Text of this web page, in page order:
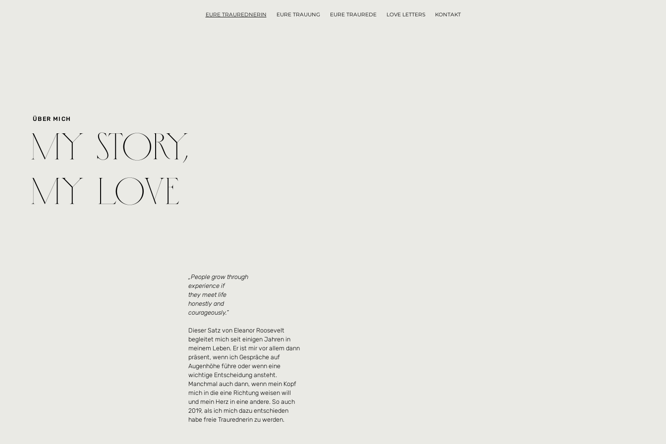
EURE TRAUREDNERIN EURE TRAUUNG EURE TRAUREDE LOVE LETTERS KONTAKT
ÜBER MICH
My story,
My Love
„People grow through
experience if
they meet life
honestly and
courageously.”
Dieser Satz von Eleanor Roosevelt
begleitet mich seit einigen Jahren in
meinem Leben. Er ist mir vor allem dann
präsent, wenn ich Gespräche auf
Augenhöhe führe oder wenn eine
wichtige Entscheidung ansteht.
Manchmal auch dann, wenn mein Kopf
mich in die eine Richtung weisen will
und mein Herz in eine andere. So auch
2019, als ich mich dazu entschieden
habe freie Traurednerin zu werden.